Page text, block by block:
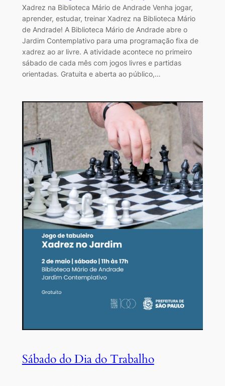
Xadrez na Biblioteca Mário de Andrade Venha jogar,
aprender, estudar, treinar Xadrez na Biblioteca Mário
de Andrade! A Biblioteca Mário de Andrade abre o
Jardim Contemplativo para uma programação fixa de
xadrez ao ar livre. A atividade acontece no primeiro
sábado de cada mês com jogos livres e partidas
orientadas. Gratuita e aberta ao público,…
Sábado do Dia do Trabalho